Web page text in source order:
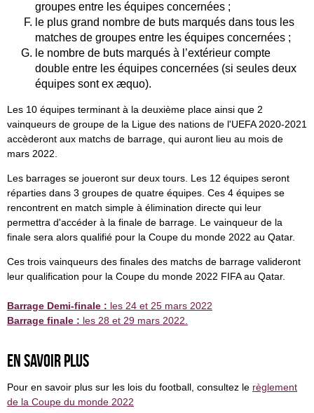
groupes entre les équipes concernées ;
le plus grand nombre de buts marqués dans tous les
matches de groupes entre les équipes concernées ;
le nombre de buts marqués à l’extérieur compte
double entre les équipes concernées (si seules deux
équipes sont ex æquo).
Les 10 équipes terminant à la deuxième place ainsi que 2
vainqueurs de groupe de la Ligue des nations de l'UEFA 2020-2021
accèderont aux matchs de barrage, qui auront lieu au mois de
mars 2022.
Les barrages se joueront sur deux tours. Les 12 équipes seront
réparties dans 3 groupes de quatre équipes. Ces 4 équipes se
rencontrent en match simple à élimination directe qui leur
permettra d'accéder à la finale de barrage. Le vainqueur de la
finale sera alors qualifié pour la Coupe du monde 2022 au Qatar.
Ces trois vainqueurs des finales des matchs de barrage valideront
leur qualification pour la Coupe du monde 2022 FIFA au Qatar.
Barrage Demi-finale : les 24 et 25 mars 2022
Barrage finale : les 28 et 29 mars 2022.
En savoir plus
Pour en savoir plus sur les lois du football, consultez le règlement
de la Coupe du monde 2022